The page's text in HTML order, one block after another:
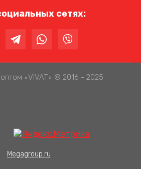
сетях:
«VIVAT » © 2016 - 2025
Megagroup.ru